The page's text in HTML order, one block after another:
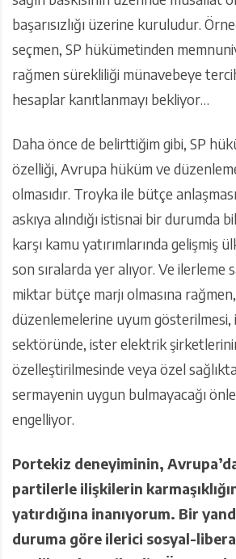
başarısızlığı üzerine kuruludur.
seçmen, SP hükümetinden
rağmen sürekliliği münavebeye
hesaplar kanıtlanmayı bekliyor…
Daha önce de belirttiğim gibi, SP
özelliği, Avrupa hüküm ve
olmasıdır. Troyka ile bütçe
askıya alındığı istisnai bir durumda
karşı kamu yatırımlarında gelişmiş
son sıralarda yer alıyor. Ve ilerleme
miktar bütçe marjı olmasına
düzenlemelerine uyum gösterilmesi,
sektöründe, ister elektrik
özelleştirilmesinde veya özel
sermayenin uygun bulmayacağı
engelliyor.
Portekiz deneyiminin,
partilerle ilişkilerin
yatırdığına inanıyorum. Bir
duruma göre ilerici sosyal-